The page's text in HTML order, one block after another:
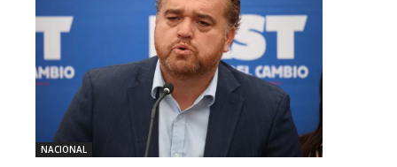
NACIONAL